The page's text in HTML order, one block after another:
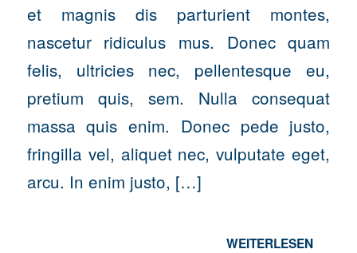
et magnis dis parturient montes,
nascetur ridiculus mus. Donec quam
felis, ultricies nec, pellentesque eu,
pretium quis, sem. Nulla consequat
massa quis enim. Donec pede justo,
fringilla vel, aliquet nec, vulputate eget,
arcu. In enim justo, […]
WEITERLESEN